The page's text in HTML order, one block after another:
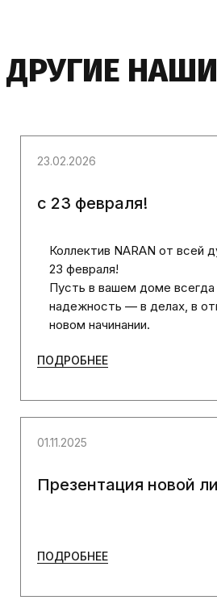
ДРУГИЕ
23.02.2026
c 23 февраля!
Коллектив NARAN от всей
23 февраля!
Пусть в вашем доме
надежность — в делах, в
новом начинании.
ПОДРОБНЕЕ
01.11.2025
Презентация новой
ПОДРОБНЕЕ